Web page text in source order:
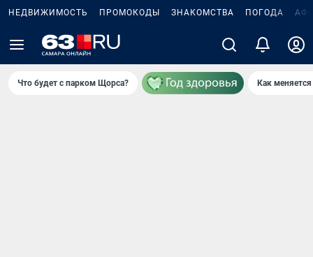
НЕДВИЖИМОСТЬ ПРОМОКОДЫ ЗНАКОМСТВА ПОГОДА
Что будет с парком Щорса? Как